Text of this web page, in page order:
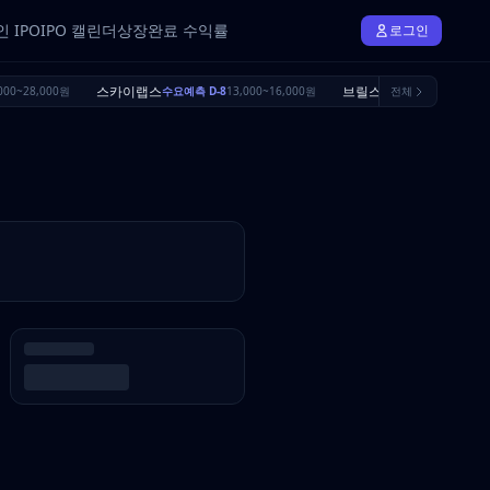
IPOIPO 캘린더상장완료 수익률 로그인
원 스카이랩스수요예측 D-813,000~16,000원 브릴스수요예측 D-25
전체